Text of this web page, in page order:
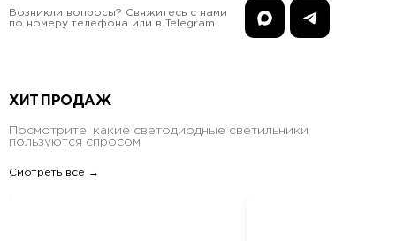
Возникли вопросы? Свяжитесь с нами
по номеру телефона или в Telegram
ХИТ ПРОДАЖ
Посмотрите, какие светодиодные светильники
пользуются спросом
Смотреть все →